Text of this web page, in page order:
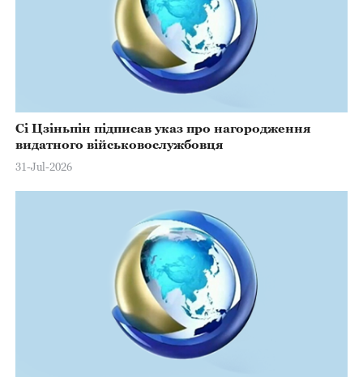
Сі Цзіньпін підписав указ про нагородження
видатного військовослужбовця
31-Jul-2026